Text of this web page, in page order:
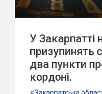
У Закарпатті
призупинять
два пункти
кордоні.